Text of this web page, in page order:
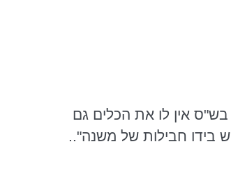
בש"ס אין לו את הכלים גם
בידו חבילות של משנה"..